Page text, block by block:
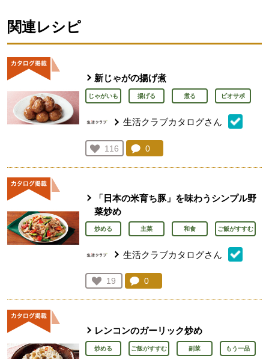
関連レシピ
新じゃがの揚げ煮
じゃがいも 揚げる 煮る ビオサポ
生活クラブカタログさん
お気に入り登録：
116
人が登録
コメント：
0
「日本の米育ち豚」を味わうシンプル野
菜炒め
炒める 主菜 和食 ご飯がすすむ
生活クラブカタログさん
お気に入り登録：
19
人が登録
コメント：
0
レンコンのガーリック炒め
炒める ご飯がすすむ 副菜 もう一品